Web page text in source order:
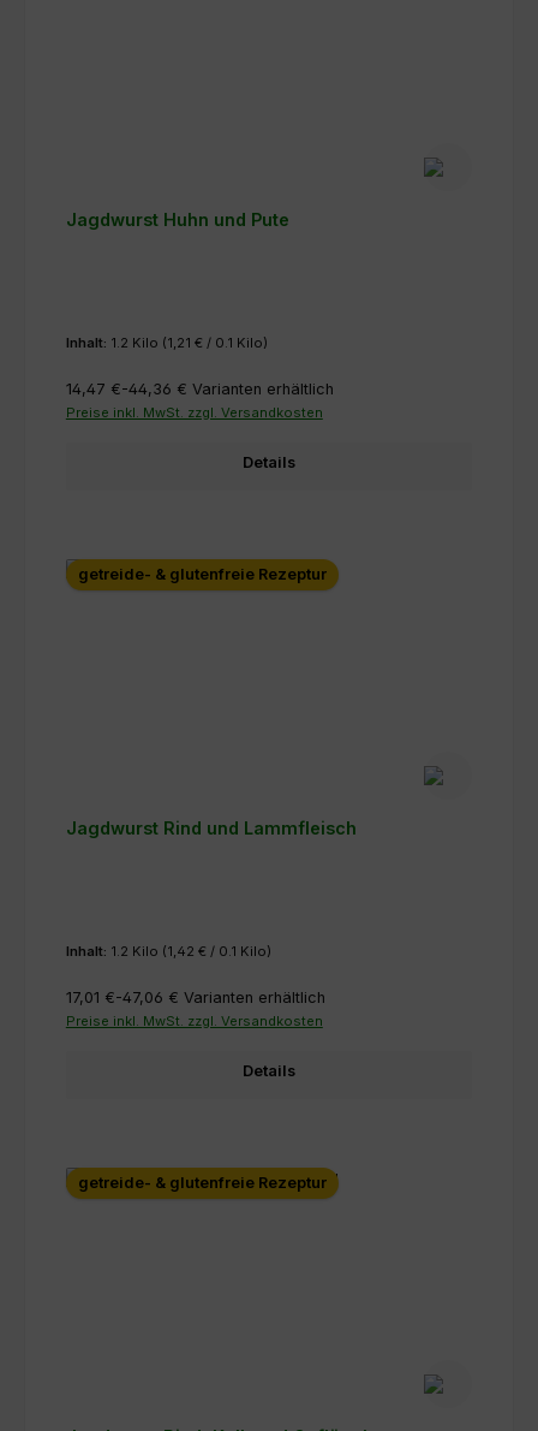
Jagdwurst Huhn und Pute
Inhalt: 1.2 Kilo (1,21 € / 0.1 Kilo)
14,47 €-44,36 € Varianten erhältlich
Preise inkl. MwSt. zzgl. Versandkosten
Details
getreide- & glutenfreie Rezeptur
Jagdwurst Rind und Lammfleisch
Inhalt: 1.2 Kilo (1,42 € / 0.1 Kilo)
17,01 €-47,06 € Varianten erhältlich
Preise inkl. MwSt. zzgl. Versandkosten
Details
getreide- & glutenfreie Rezeptur